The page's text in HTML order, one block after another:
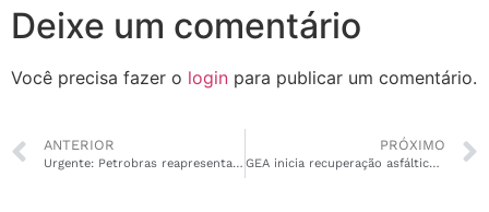
Deixe um comentário
Você precisa fazer o login para publicar um comentário.
ANTERIOR
Urgente: Petrobras reapresenta pedido de licença para pesquisa no Amapá
PRÓXIMO
GEA inicia recuperação asfáltica da rodovia que liga Santana e Mazagão